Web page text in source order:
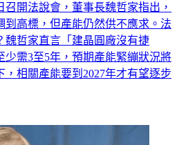
召開法說會，董事長魏哲家指出，
到高標，但產能仍然供不應求。法
魏哲家直言「建晶圓廠沒有捷
少需3至5年，預期產能緊繃狀況將
相關產能要到2027年才有望逐步